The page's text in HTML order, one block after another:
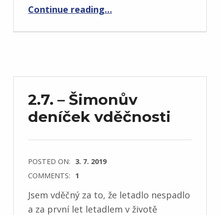
Continue reading…
2.7. – Šimonův
deníček vděčnosti
POSTED ON: 3. 7. 2019
COMMENTS: 1
Jsem vděčný za to, že letadlo nespadlo
a za první let letadlem v životě